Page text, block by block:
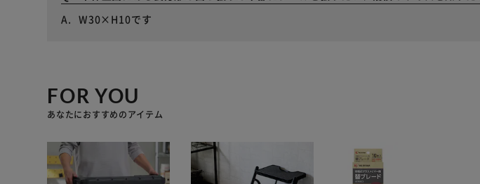
W30×H10です
FOR YOU
あなたにおすすめのアイテム